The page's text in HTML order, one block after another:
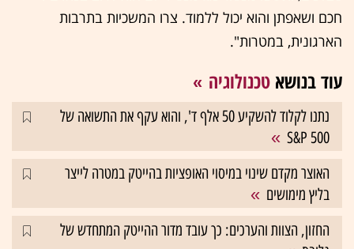
חכם ושאפתן והוא יכול ללמוד. צרו המשכיות בתרבות
הארגונית, במטרות".
עוד בנושא טכנולוגיה
נתנו לקלוד להשקיע 50 אלף ד', והוא עקף את התשואה של
S&P 500
האוצר מקדם שינוי במיסוי האופציות בהייטק במטרה לייצר
בליץ מימושים
החזון, הצוות והערכים: כך עובד מדור ההייטק המתחדש של